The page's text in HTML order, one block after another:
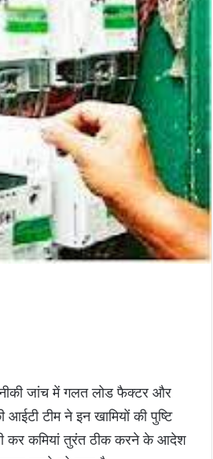
जांच में गलत लोड फैक्टर और
टीम ने इन खामियों की पुष्टि
कर कमियां तुरंत ठीक करने के आदेश